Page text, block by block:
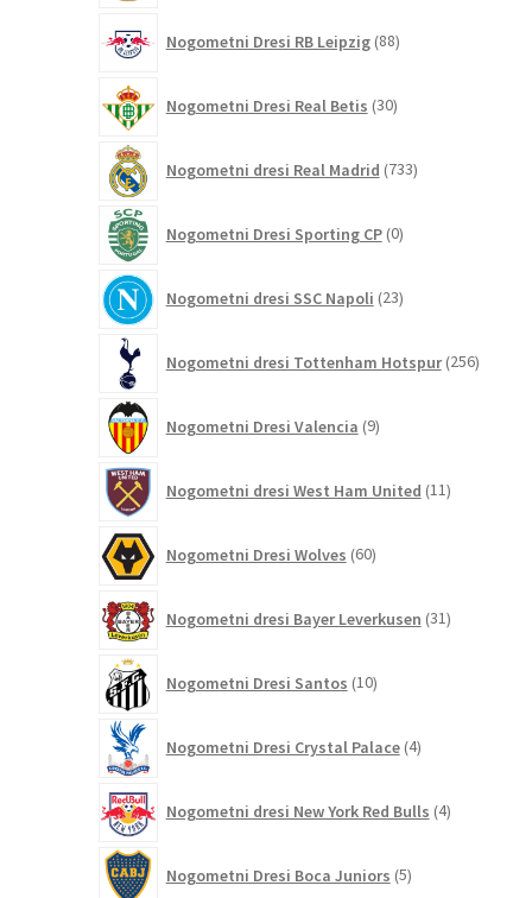
Nogometni Dresi RB Leipzig 88izdelkov
Nogometni Dresi Real Betis 30izdelkov
Nogometni dresi Real Madrid 733izdelkov
Nogometni Dresi Sporting CP 0izdelkov
Nogometni dresi SSC Napoli 23izdelkov
Nogometni dresi Tottenham Hotspur 256
Nogometni Dresi Valencia 9izdelkov
Nogometni dresi West Ham United 11izdelkov
Nogometni Dresi Wolves 60izdelkov
Nogometni dresi Bayer Leverkusen 31izdelkov
Nogometni Dresi Santos 10izdelkov
Nogometni Dresi Crystal Palace 4izdelki
Nogometni dresi New York Red Bulls 4izdelki
Nogometni Dresi Boca Juniors 5izdelkov